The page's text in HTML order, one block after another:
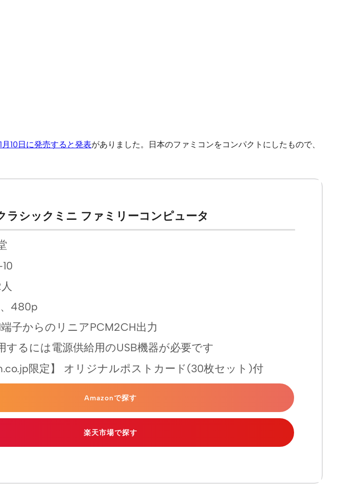
月10日に発売すると発表がありました。日本のファミコンをコンパクトにしたもので、
ラシックミニ ファミリーコンピュータ
480p
子からのリニアPCM2CH出力
するには電源供給用のUSB機器が必要です
限定】 オリジナルポストカード(30枚セット)付
Amazonで探す
楽天市場で探す